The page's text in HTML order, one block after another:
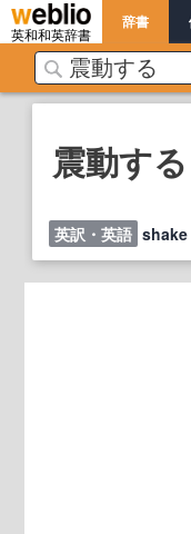
英和和英辞書
辞書
震動する
英訳・英語 shake